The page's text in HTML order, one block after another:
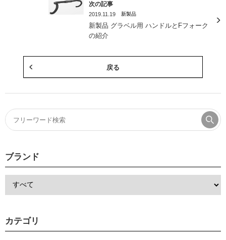
次の記事
2019.11.19 新製品
新製品 グラベル用 ハンドルとFフォーク
の紹介
戻る
ブランド
カテゴリ